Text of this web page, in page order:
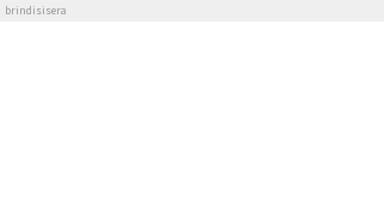
brindisisera